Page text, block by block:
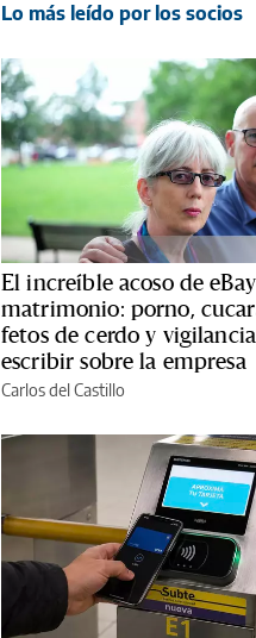
Lo más leído por los socios
El increíble acoso de
matrimonio: porno,
fetos de cerdo y
escribir sobre la empresa
Carlos del Castillo